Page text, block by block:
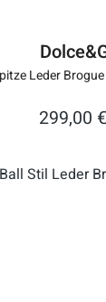
Leder
299,00